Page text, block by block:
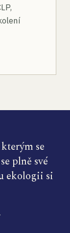
se
plně své
ekologii si